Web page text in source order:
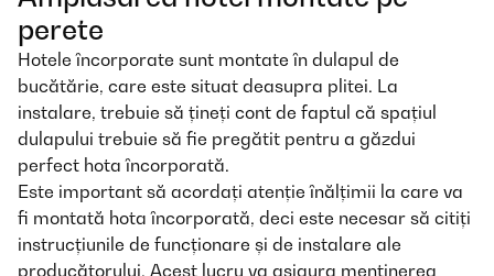
perete
Hotele încorporate sunt montate în dulapul de
bucătărie, care este situat deasupra plitei. La
instalare, trebuie să țineți cont de faptul că spațiul
dulapului trebuie să fie pregătit pentru a găzdui
perfect hota încorporată.
Este important să acordați atenție înălțimii la care va
fi montată hota încorporată, deci este necesar să citiți
instrucțiunile de funcționare și de instalare ale
producătorului. Acest lucru va asigura menținerea